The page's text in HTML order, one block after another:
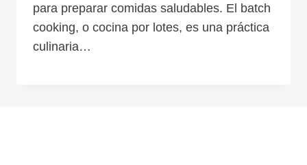
para preparar comidas saludables. El batch
cooking, o cocina por lotes, es una práctica
culinaria…